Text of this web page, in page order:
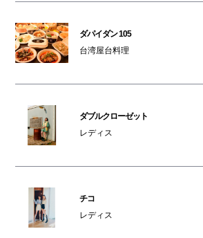
ダパイダン 105
台湾屋台料理
ダブルクローゼット
レディス
チコ
レディス